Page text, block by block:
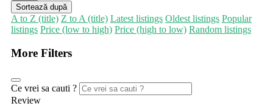
Sortează după
A to Z (title) Z to A (title) Latest listings Oldest listings Popular
listings Price (low to high) Price (high to low) Random listings
More Filters
Ce vrei sa cauti ?
Review